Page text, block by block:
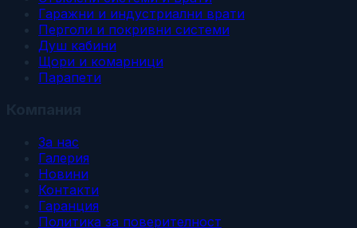
Гаражни и индустриални врати
Перголи и покривни системи
Душ кабини
Щори и комарници
Парапети
За нас
Галерия
Новини
Контакти
Гаранция
Политика за поверителност